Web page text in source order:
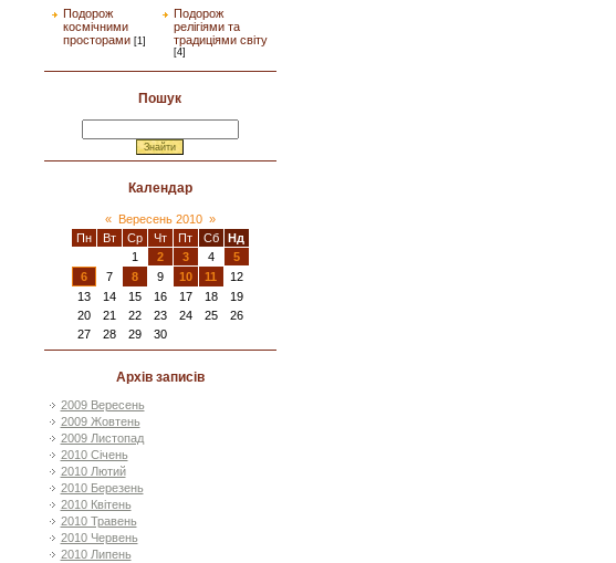
Подорож
космічними
просторами [1]
Подорож
релігіями та
традиціями світу
[4]
Пошук
Календар
« Вересень 2010 »
Пн
Вт Ср Чт Пт Сб
Нд
1
2 3 4
5
6
7 8 9 10 11
12
13
14 15 16 17 18
19
20
21 22 23 24 25
26
27
28 29 30
Архів записів
2009 Вересень
2009 Жовтень
2009 Листопад
2010 Січень
2010 Лютий
2010 Березень
2010 Квітень
2010 Травень
2010 Червень
2010 Липень